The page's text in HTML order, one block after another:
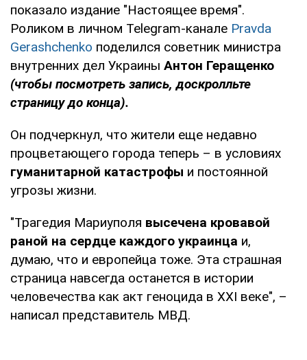
показало издание "Настоящее время".
Роликом в личном Telegram-канале Pravda
Gerashchenko поделился советник министра
внутренних дел Украины Антон Геращенко
(чтобы посмотреть запись, доскролльте
страницу до конца).
Он подчеркнул, что жители еще недавно
процветающего города теперь – в условиях
гуманитарной катастрофы и постоянной
угрозы жизни.
"Трагедия Мариуполя высечена кровавой
раной на сердце каждого украинца и,
думаю, что и европейца тоже. Эта страшная
страница навсегда останется в истории
человечества как акт геноцида в ХХI веке", –
написал представитель МВД.